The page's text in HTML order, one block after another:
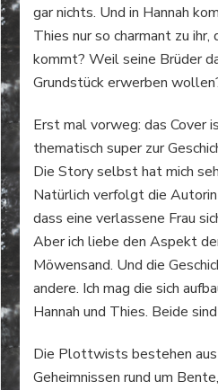
gar nichts. Und in Hannah
Thies nur so charmant zu ihr,
kommt? Weil seine Brüder
Grundstück erwerben
Erst mal vorweg: das Cover
thematisch super zur
Die Story selbst hat mich
Natürlich verfolgt die
dass eine verlassene Frau
Aber ich liebe den Aspekt
Möwensand. Und die
andere. Ich mag die sich
Hannah und Thies. Beide
Die Plottwists bestehen aus
Geheimnissen rund um